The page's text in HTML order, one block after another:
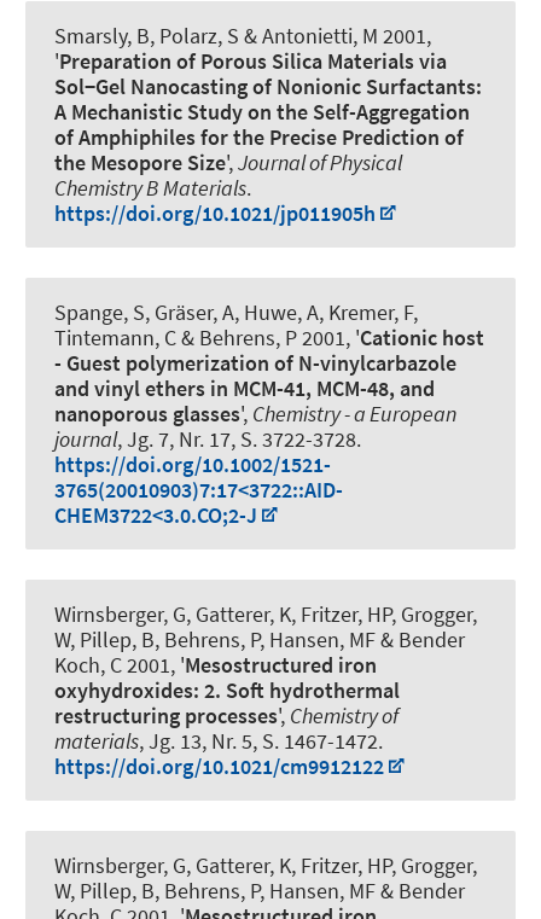
Smarsly, B, Polarz, S & Antonietti, M 2001,
'Preparation of Porous Silica Materials via
Sol−Gel Nanocasting of Nonionic Surfactants:
A Mechanistic Study on the Self-Aggregation
of Amphiphiles for the Precise Prediction of
the Mesopore Size',Journal of Physical
Chemistry B Materials.
https://doi.org/10.1021/jp011905h
Spange, S, Gräser, A, Huwe, A, Kremer, F,
Tintemann, C & Behrens, P 2001, 'Cationic host
- Guest polymerization of N-vinylcarbazole
and vinyl ethers in MCM-41, MCM-48, and
nanoporous glasses', Chemistry - a European
journal, Jg. 7, Nr. 17, S. 3722-3728.
https://doi.org/10.1002/1521-
3765(20010903)7:17<3722::AID-
CHEM3722<3.0.CO;2-J
Wirnsberger, G, Gatterer, K, Fritzer, HP, Grogger,
W, Pillep, B, Behrens, P, Hansen, MF & Bender
Koch, C 2001, 'Mesostructured iron
oxyhydroxides: 2. Soft hydrothermal
restructuring processes', Chemistry of
materials, Jg. 13, Nr. 5, S. 1467-1472.
https://doi.org/10.1021/cm9912122
Wirnsberger, G, Gatterer, K, Fritzer, HP, Grogger,
W, Pillep, B, Behrens, P, Hansen, MF & Bender